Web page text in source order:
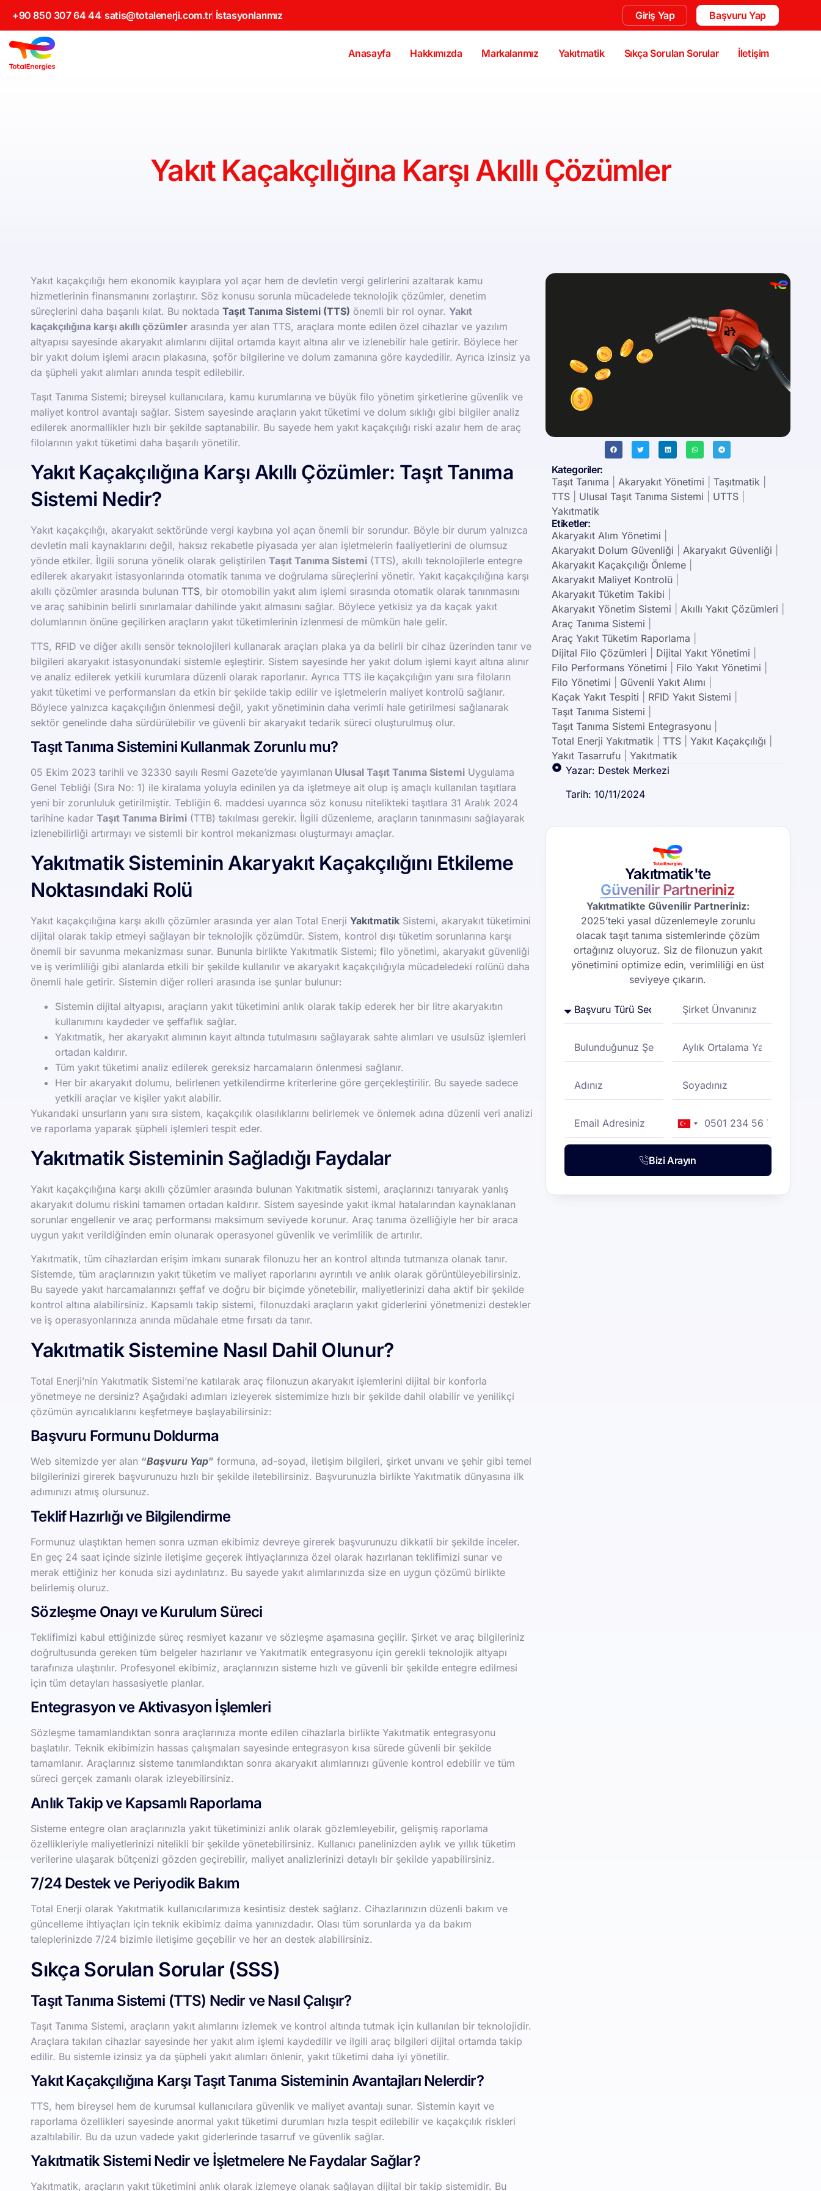
+90 850 307 64 44 satis@totalenerji.com.tr İstasyonlarımız Giriş Yap Başvuru Yap
Anasayfa Hakkımızda Markalarımız Yakıtmatik Sıkça Sorulan Sorular İletişim
Yakıt Kaçakçılığına Karşı Akıllı Çözümler
Yakıt kaçakçılığı hem ekonomik kayıplara yol açar hem de devletin vergi gelirlerini azaltarak kamu
hizmetlerinin finansmanını zorlaştırır. Söz konusu sorunla mücadelede teknolojik çözümler, denetim
süreçlerini daha başarılı kılat. Bu noktadaTaşıt Tanıma Sistemi (TTS) önemli bir rol oynar.Yakıt
kaçakçılığına karşı akıllı çözümler arasında yer alan TTS, araçlara monte edilen özel cihazlar ve yazılım
altyapısı sayesinde akaryakıt alımlarını dijital ortamda kayıt altına alır ve izlenebilir hale getirir. Böylece her
bir yakıt dolum işlemi aracın plakasına, şoför bilgilerine ve dolum zamanına göre kaydedilir. Ayrıca izinsiz ya
da şüpheli yakıt alımları anında tespit edilebilir.
Taşıt Tanıma Sistemi; bireysel kullanıcılara, kamu kurumlarına ve büyük filo yönetim şirketlerine güvenlik ve
maliyet kontrol avantajı sağlar. Sistem sayesinde araçların yakıt tüketimi ve dolum sıklığı gibi bilgiler analiz
edilerek anormallikler hızlı bir şekilde saptanabilir. Bu sayede hem yakıt kaçakçılığı riski azalır hem de araç
filolarının yakıt tüketimi daha başarılı yönetilir.
Yakıt Kaçakçılığına Karşı Akıllı Çözümler: Taşıt Tanıma
Sistemi Nedir?
Yakıt kaçakçılığı, akaryakıt sektöründe vergi kaybına yol açan önemli bir sorundur. Böyle bir durum yalnızca
devletin mali kaynaklarını değil, haksız rekabetle piyasada yer alan işletmelerin faaliyetlerini de olumsuz
yönde etkiler. İlgili soruna yönelik olarak geliştirilenTaşıt Tanıma Sistemi (TTS), akıllı teknolojilerle entegre
edilerek akaryakıt istasyonlarında otomatik tanıma ve doğrulama süreçlerini yönetir. Yakıt kaçakçılığına karşı
akıllı çözümler arasında bulunanTTS, bir otomobilin yakıt alım işlemi sırasında otomatik olarak tanınmasını
ve araç sahibinin belirli sınırlamalar dahilinde yakıt almasını sağlar. Böylece yetkisiz ya da kaçak yakıt
dolumlarının önüne geçilirken araçların yakıt tüketimlerinin izlenmesi de mümkün hale gelir.
TTS, RFID ve diğer akıllı sensör teknolojileri kullanarak araçları plaka ya da belirli bir cihaz üzerinden tanır ve
bilgileri akaryakıt istasyonundaki sistemle eşleştirir. Sistem sayesinde her yakıt dolum işlemi kayıt altına alınır
ve analiz edilerek yetkili kurumlara düzenli olarak raporlanır. Ayrıca TTS ile kaçakçılığın yanı sıra filoların
yakıt tüketimi ve performansları da etkin bir şekilde takip edilir ve işletmelerin maliyet kontrolü sağlanır.
Böylece yalnızca kaçakçılığın önlenmesi değil, yakıt yönetiminin daha verimli hale getirilmesi sağlanarak
sektör genelinde daha sürdürülebilir ve güvenli bir akaryakıt tedarik süreci oluşturulmuş olur.
Taşıt Tanıma Sistemini Kullanmak Zorunlu mu?
05 Ekim 2023 tarihli ve 32330 sayılı Resmi Gazete’de yayımlanan Ulusal Taşıt Tanıma Sistemi Uygulama
Genel Tebliği (Sıra No: 1) ile kiralama yoluyla edinilen ya da işletmeye ait olup iş amaçlı kullanılan taşıtlara
yeni bir zorunluluk getirilmiştir. Tebliğin 6. maddesi uyarınca söz konusu nitelikteki taşıtlara 31 Aralık 2024
tarihine kadarTaşıt Tanıma Birimi (TTB) takılması gerekir. İlgili düzenleme, araçların tanınmasını sağlayarak
izlenebilirliği artırmayı ve sistemli bir kontrol mekanizması oluşturmayı amaçlar.
Yakıtmatik Sisteminin Akaryakıt Kaçakçılığını Etkileme
Noktasındaki Rolü
Yakıt kaçakçılığına karşı akıllı çözümler arasında yer alan Total EnerjiYakıtmatik Sistemi, akaryakıt tüketimini
dijital olarak takip etmeyi sağlayan bir teknolojik çözümdür. Sistem, kontrol dışı tüketim sorunlarına karşı
önemli bir savunma mekanizması sunar. Bununla birlikte Yakıtmatik Sistemi; filo yönetimi, akaryakıt güvenliği
ve iş verimliliği gibi alanlarda etkili bir şekilde kullanılır ve akaryakıt kaçakçılığıyla mücadeledeki rolünü daha
önemli hale getirir. Sistemin diğer rolleri arasında ise şunlar bulunur:
Sistemin dijital altyapısı, araçların yakıt tüketimini anlık olarak takip ederek her bir litre akaryakıtın
kullanımını kaydeder ve şeffaflık sağlar.
Yakıtmatik, her akaryakıt alımının kayıt altında tutulmasını sağlayarak sahte alımları ve usulsüz işlemleri
ortadan kaldırır.
Tüm yakıt tüketimi analiz edilerek gereksiz harcamaların önlenmesi sağlanır.
Her bir akaryakıt dolumu, belirlenen yetkilendirme kriterlerine göre gerçekleştirilir. Bu sayede sadece
yetkili araçlar ve kişiler yakıt alabilir.
Yukarıdaki unsurların yanı sıra sistem, kaçakçılık olasılıklarını belirlemek ve önlemek adına düzenli veri analizi
ve raporlama yaparak şüpheli işlemleri tespit eder.
Yakıtmatik Sisteminin Sağladığı Faydalar
Yakıt kaçakçılığına karşı akıllı çözümler arasında bulunan Yakıtmatik sistemi, araçlarınızı tanıyarak yanlış
akaryakıt dolumu riskini tamamen ortadan kaldırır. Sistem sayesinde yakıt ikmal hatalarından kaynaklanan
sorunlar engellenir ve araç performansı maksimum seviyede korunur. Araç tanıma özelliğiyle her bir araca
uygun yakıt verildiğinden emin olunarak operasyonel güvenlik ve verimlilik de artırılır.
Yakıtmatik, tüm cihazlardan erişim imkanı sunarak filonuzu her an kontrol altında tutmanıza olanak tanır.
Sistemde, tüm araçlarınızın yakıt tüketim ve maliyet raporlarını ayrıntılı ve anlık olarak görüntüleyebilirsiniz.
Bu sayede yakıt harcamalarınızı şeffaf ve doğru bir biçimde yönetebilir, maliyetlerinizi daha aktif bir şekilde
kontrol altına alabilirsiniz. Kapsamlı takip sistemi, filonuzdaki araçların yakıt giderlerini yönetmenizi destekler
ve iş operasyonlarınıza anında müdahale etme fırsatı da tanır.
Yakıtmatik Sistemine Nasıl Dahil Olunur?
Total Enerji’nin Yakıtmatik Sistemi’ne katılarak araç filonuzun akaryakıt işlemlerini dijital bir konforla
yönetmeye ne dersiniz? Aşağıdaki adımları izleyerek sistemimize hızlı bir şekilde dahil olabilir ve yenilikçi
çözümün ayrıcalıklarını keşfetmeye başlayabilirsiniz:
Başvuru Formunu Doldurma
Web sitemizde yer alan “Başvuru Yap” formuna, ad-soyad, iletişim bilgileri, şirket unvanı ve şehir gibi temel
bilgilerinizi girerek başvurunuzu hızlı bir şekilde iletebilirsiniz. Başvurunuzla birlikte Yakıtmatik dünyasına ilk
adımınızı atmış olursunuz.
Teklif Hazırlığı ve Bilgilendirme
Formunuz ulaştıktan hemen sonra uzman ekibimiz devreye girerek başvurunuzu dikkatli bir şekilde inceler.
En geç 24 saat içinde sizinle iletişime geçerek ihtiyaçlarınıza özel olarak hazırlanan teklifimizi sunar ve
merak ettiğiniz her konuda sizi aydınlatırız. Bu sayede yakıt alımlarınızda size en uygun çözümü birlikte
belirlemiş oluruz.
Sözleşme Onayı ve Kurulum Süreci
Teklifimizi kabul ettiğinizde süreç resmiyet kazanır ve sözleşme aşamasına geçilir. Şirket ve araç bilgileriniz
doğrultusunda gereken tüm belgeler hazırlanır ve Yakıtmatik entegrasyonu için gerekli teknolojik altyapı
tarafınıza ulaştırılır. Profesyonel ekibimiz, araçlarınızın sisteme hızlı ve güvenli bir şekilde entegre edilmesi
için tüm detayları hassasiyetle planlar.
Entegrasyon ve Aktivasyon İşlemleri
Sözleşme tamamlandıktan sonra araçlarınıza monte edilen cihazlarla birlikte Yakıtmatik entegrasyonu
başlatılır. Teknik ekibimizin hassas çalışmaları sayesinde entegrasyon kısa sürede güvenli bir şekilde
tamamlanır. Araçlarınız sisteme tanımlandıktan sonra akaryakıt alımlarınızı güvenle kontrol edebilir ve tüm
süreci gerçek zamanlı olarak izleyebilirsiniz.
Anlık Takip ve Kapsamlı Raporlama
Sisteme entegre olan araçlarınızla yakıt tüketiminizi anlık olarak gözlemleyebilir, gelişmiş raporlama
özellikleriyle maliyetlerinizi nitelikli bir şekilde yönetebilirsiniz. Kullanıcı panelinizden aylık ve yıllık tüketim
verilerine ulaşarak bütçenizi gözden geçirebilir, maliyet analizlerinizi detaylı bir şekilde yapabilirsiniz.
7/24 Destek ve Periyodik Bakım
Total Enerji olarak Yakıtmatik kullanıcılarımıza kesintisiz destek sağlarız. Cihazlarınızın düzenli bakım ve
güncelleme ihtiyaçları için teknik ekibimiz daima yanınızdadır. Olası tüm sorunlarda ya da bakım
taleplerinizde 7/24 bizimle iletişime geçebilir ve her an destek alabilirsiniz.
Sıkça Sorulan Sorular (SSS)
Taşıt Tanıma Sistemi (TTS) Nedir ve Nasıl Çalışır?
Taşıt Tanıma Sistemi, araçların yakıt alımlarını izlemek ve kontrol altında tutmak için kullanılan bir teknolojidir.
Araçlara takılan cihazlar sayesinde her yakıt alım işlemi kaydedilir ve ilgili araç bilgileri dijital ortamda takip
edilir. Bu sistemle izinsiz ya da şüpheli yakıt alımları önlenir, yakıt tüketimi daha iyi yönetilir.
Yakıt Kaçakçılığına Karşı Taşıt Tanıma Sisteminin Avantajları Nelerdir?
TTS, hem bireysel hem de kurumsal kullanıcılara güvenlik ve maliyet avantajı sunar. Sistemin kayıt ve
raporlama özellikleri sayesinde anormal yakıt tüketimi durumları hızla tespit edilebilir ve kaçakçılık riskleri
azaltılabilir. Bu da uzun vadede yakıt giderlerinde tasarruf ve güvenlik sağlar.
Yakıtmatik Sistemi Nedir ve İşletmelere Ne Faydalar Sağlar?
Yakıtmatik, araçların yakıt tüketimini anlık olarak izlemeye olanak sağlayan dijital bir takip sistemidir. Bu
Kategoriler:
Taşıt Tanıma
Akaryakıt Yönetimi Taşıtmatik|
TTS| Ulusal Taşıt Tanıma Sistemi UTTS|
Yakıtmatik
Etiketler:
Akaryakıt Alım Yönetimi
Akaryakıt Dolum Güvenliği
Akaryakıt Güvenliği
Akaryakıt Kaçakçılığı Önleme|
Akaryakıt Maliyet Kontrolü|
Akaryakıt Tüketim Takibi
Akaryakıt Yönetim Sistemi
Akıllı Yakıt Çözümleri
Araç Tanıma Sistemi
Araç Yakıt Tüketim Raporlama
Dijital Filo Çözümleri
Dijital Yakıt Yönetimi
Filo Performans Yönetimi
Filo Yakıt Yönetimi
Filo Yönetimi
Güvenli Yakıt Alımı
Kaçak Yakıt Tespiti
RFID Yakıt Sistemi
Taşıt Tanıma Sistemi
Taşıt Tanıma Sistemi Entegrasyonu|
Total Enerji Yakıtmatik| TTS| Yakıt Kaçakçılığı
Yakıt Tasarrufu| Yakıtmatik
Yazar: Destek Merkezi
Tarih: 10/11/2024
Yakıtmatik'te
Güvenilir Partneriniz
Yakıtmatikte Güvenilir Partneriniz:
2025’teki yasal düzenlemeyle zorunlu
olacak taşıt tanıma sistemlerinde çözüm
ortağınız oluyoruz. Siz de filonuzun yakıt
yönetimini optimize edin, verimliliği en üst
seviyeye çıkarın.
Turkey
+90
Bizi Arayın